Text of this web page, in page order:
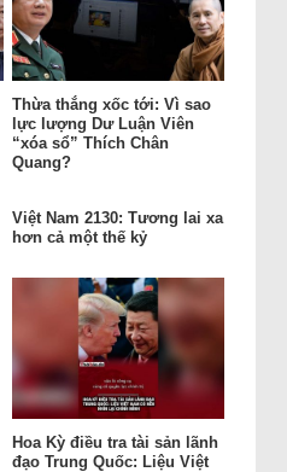
Thừa thắng xốc tới: Vì sao
lực lượng Dư Luận Viên
“xóa sổ” Thích Chân
Quang?
Việt Nam 2130: Tương lai xa
hơn cả một thế kỷ
Hoa Kỳ điều tra tài sản lãnh
đạo Trung Quốc: Liệu Việt